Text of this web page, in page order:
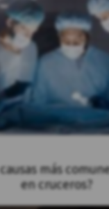
más
en cruceros?